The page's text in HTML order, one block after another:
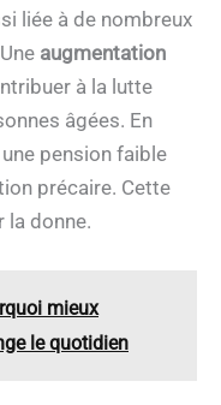
liée à de nombreux
augmentation
à la lutte
âgées. En
pension faible
précaire. Cette
la donne.
mieux
le quotidien